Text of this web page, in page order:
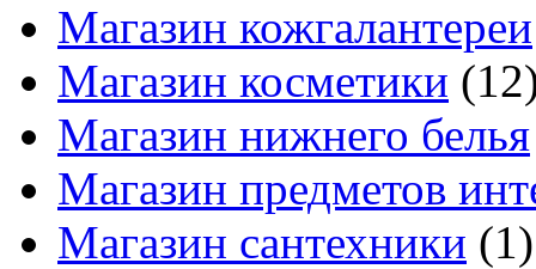
Магазин кожгалантереи
Магазин косметики
Магазин нижнего белья
Магазин предметов
Магазин сантехники (1)